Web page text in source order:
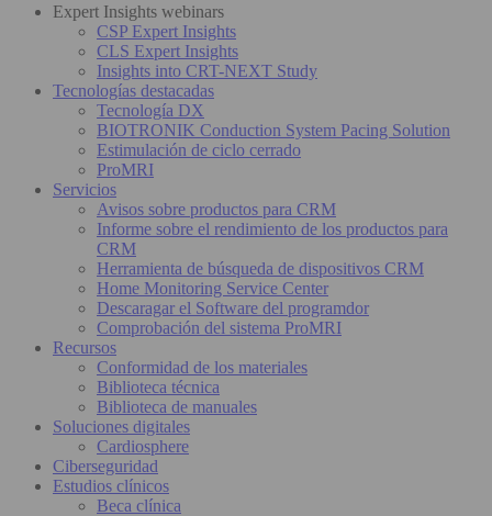
Expert Insights webinars
CSP Expert Insights
CLS Expert Insights
Insights into CRT-NEXT Study
Tecnologías destacadas
Tecnología DX
BIOTRONIK Conduction System Pacing Solution
Estimulación de ciclo cerrado
ProMRI
Servicios
Avisos sobre productos para CRM
Informe sobre el rendimiento de los productos para
CRM
Herramienta de búsqueda de dispositivos CRM
Home Monitoring Service Center
Descaragar el Software del programdor
Comprobación del sistema ProMRI
Recursos
Conformidad de los materiales
Biblioteca técnica
Biblioteca de manuales
Soluciones digitales
Cardiosphere
Ciberseguridad
Estudios clínicos
Beca clínica